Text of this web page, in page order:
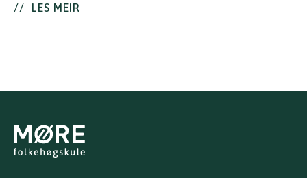
// LES MEIR